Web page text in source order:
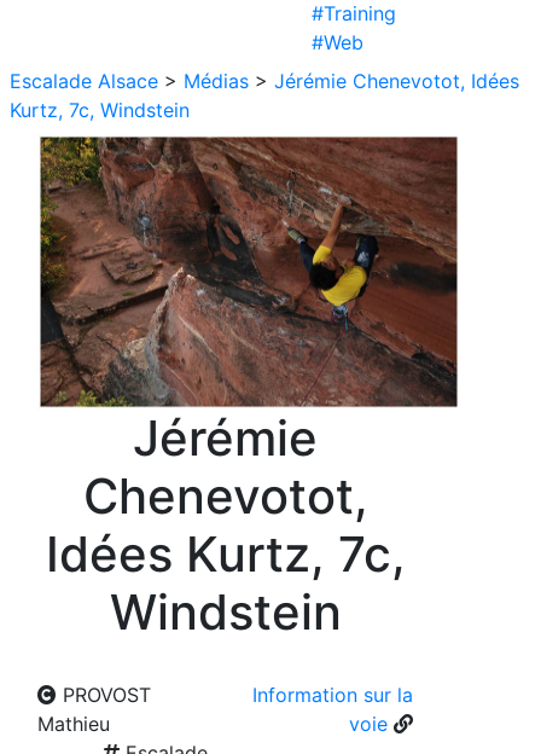
#Training
#Web
Escalade Alsace > Médias > Jérémie Chenevotot, Idées
Kurtz, 7c, Windstein
Jérémie
Chenevotot,
Idées Kurtz, 7c,
Windstein
PROVOST
Mathieu
Information sur la
voie